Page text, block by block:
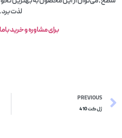
لذت برد.
برای مشاوره وخرید
PREVIOUS
ژل کت 410